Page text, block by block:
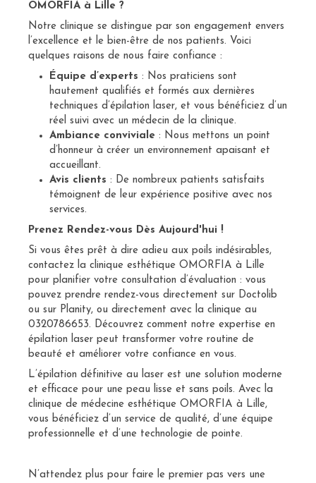
OMORFIA à Lille ?
Notre clinique se distingue par son engagement envers
l’excellence et le bien-être de nos patients. Voici
quelques raisons de nous faire confiance :
Équipe d’experts : Nos praticiens sont
hautement qualifiés et formés aux dernières
techniques d’épilation laser, et vous bénéficiez d’un
réel suivi avec un médecin de la clinique.
Ambiance conviviale : Nous mettons un point
d’honneur à créer un environnement apaisant et
accueillant.
Avis clients : De nombreux patients satisfaits
témoignent de leur expérience positive avec nos
services.
Prenez Rendez-vous Dès Aujourd'hui !
Si vous êtes prêt à dire adieu aux poils indésirables,
contactez la clinique esthétique OMORFIA à Lille
pour planifier votre consultation d’évaluation : vous
pouvez prendre rendez-vous directement sur Doctolib
ou sur Planity, ou directement avec la clinique au
0320786653. Découvrez comment notre expertise en
épilation laser peut transformer votre routine de
beauté et améliorer votre confiance en vous.
L’épilation définitive au laser est une solution moderne
et efficace pour une peau lisse et sans poils. Avec la
clinique de médecine esthétique OMORFIA à Lille,
vous bénéficiez d’un service de qualité, d’une équipe
professionnelle et d’une technologie de pointe.
N’attendez plus pour faire le premier pas vers une